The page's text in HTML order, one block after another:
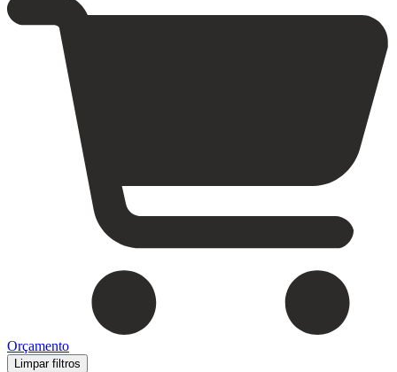
Orçamento
Limpar filtros